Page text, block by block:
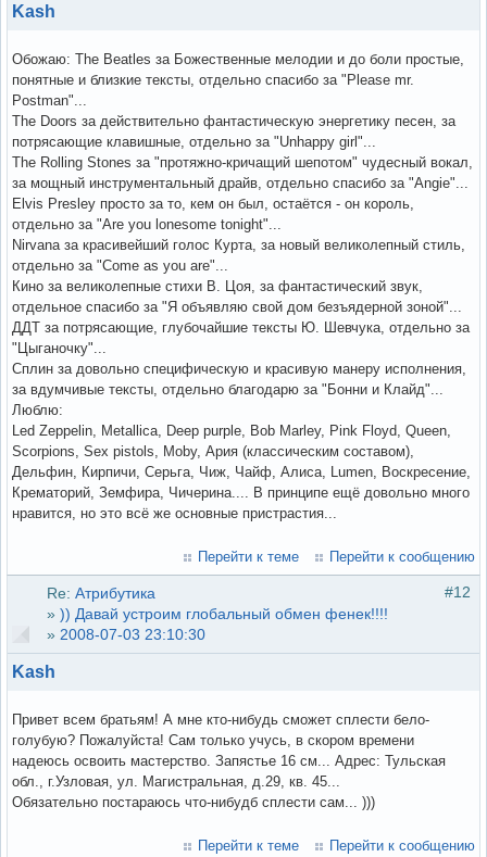
Kash
Обожаю: The Beatles за Божественные мелодии и до боли простые,
понятные и близкие тексты, отдельно спасибо за "Please mr.
Postman"...
The Doors за действительно фантастическую энергетику песен, за
потрясающие клавишные, отдельно за "Unhappy girl"...
The Rolling Stones за "протяжно-кричащий шепотом" чудесный вокал,
за мощный инструментальный драйв, отдельно спасибо за "Angie"...
Elvis Presley просто за то, кем он был, остаётся - он король,
отдельно за "Are you lonesome tonight"...
Nirvana за красивейший голос Курта, за новый великолепный стиль,
отдельно за "Come as you are"...
Кино за великолепные стихи В. Цоя, за фантастический звук,
отдельное спасибо за "Я объявляю свой дом безъядерной зоной"...
ДДТ за потрясающие, глубочайшие тексты Ю. Шевчука, отдельно за
"Цыганочку"...
Сплин за довольно специфическую и красивую манеру исполнения,
за вдумчивые тексты, отдельно благодарю за "Бонни и Клайд"...
Люблю:
Led Zeppelin, Metallica, Deep purple, Bob Marley, Pink Floyd, Queen,
Scorpions, Sex pistols, Moby, Ария (классическим составом),
Дельфин, Кирпичи, Серьга, Чиж, Чайф, Алиса, Lumen, Воскресение,
Крематорий, Земфира, Чичерина.... В принципе ещё довольно много
нравится, но это всё же основные пристрастия...
Перейти к теме Перейти к сообщению
#12
Re: Атрибутика
» )) Давай устроим глобальный обмен фенек!!!!
» 2008-07-03 23:10:30
Kash
Привет всем братьям! А мне кто-нибудь сможет сплести бело-
голубую? Пожалуйста! Сам только учусь, в скором времени
надеюсь освоить мастерство. Запястье 16 см... Адрес: Тульская
обл., г.Узловая, ул. Магистральная, д.29, кв. 45...
Обязательно постараюсь что-нибудб сплести сам... )))
Перейти к теме Перейти к сообщению